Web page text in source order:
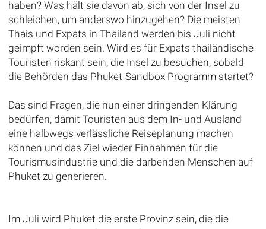
haben? Was hält sie davon ab, sich von der Insel zu
schleichen, um anderswo hinzugehen? Die meisten
Thais und Expats in Thailand werden bis Juli nicht
geimpft worden sein. Wird es für Expats thailändische
Touristen riskant sein, die Insel zu besuchen, sobald
die Behörden das Phuket-Sandbox Programm startet?
Das sind Fragen, die nun einer dringenden Klärung
bedürfen, damit Touristen aus dem In- und Ausland
eine halbwegs verlässliche Reiseplanung machen
können und das Ziel wieder Einnahmen für die
Tourismusindustrie und die darbenden Menschen auf
Phuket zu generieren.
Im Juli wird Phuket die erste Provinz sein, die die